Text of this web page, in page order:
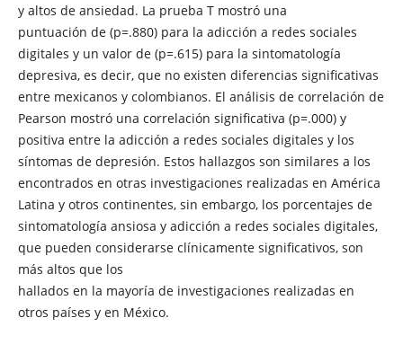
y altos de ansiedad. La prueba T mostró una
puntuación de (p=.880) para la adicción a redes sociales
digitales y un valor de (p=.615) para la sintomatología
depresiva, es decir, que no existen diferencias significativas
entre mexicanos y colombianos. El análisis de correlación de
Pearson mostró una correlación significativa (p=.000) y
positiva entre la adicción a redes sociales digitales y los
síntomas de depresión. Estos hallazgos son similares a los
encontrados en otras investigaciones realizadas en América
Latina y otros continentes, sin embargo, los porcentajes de
sintomatología ansiosa y adicción a redes sociales digitales,
que pueden considerarse clínicamente significativos, son
más altos que los
hallados en la mayoría de investigaciones realizadas en
otros países y en México.